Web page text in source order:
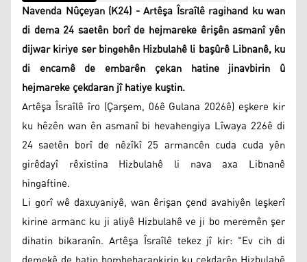
Navenda Nûçeyan (K24) - Artêşa Îsraîlê ragihand ku wan
di dema 24 saetên borî de hejmareke êrişên asmanî yên
dijwar kiriye ser bingehên Hizbulahê li başûrê Libnanê, ku
di encamê de embarên çekan hatine jinavbirin û
hejmareke çekdaran jî hatiye kuştin.
Artêşa Îsraîlê îro (Çarşem, 06ê Gulana 2026ê) eşkere kir
ku hêzên wan ên asmanî bi hevahengiya Lîwaya 226ê di
24 saetên borî de nêzîkî 25 armancên cuda cuda yên
girêdayî rêxistina Hizbulahê li nava axa Libnanê
hingaftine.
Li gorî wê daxuyaniyê, wan êrişan çend avahiyên leşkerî
kirine armanc ku ji aliyê Hizbulahê ve ji bo meremên şer
dihatin bikaranîn. Artêşa Îsraîlê tekez jî kir: "Ev cih di